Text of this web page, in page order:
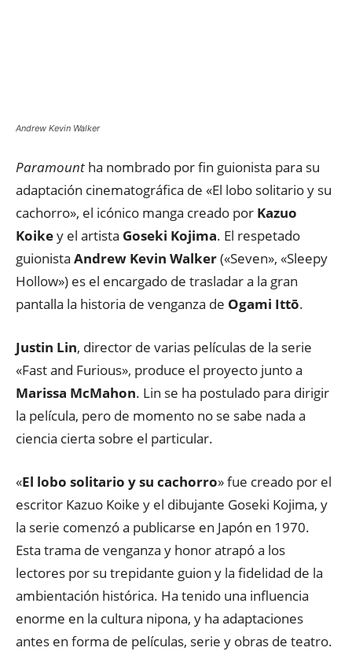
Andrew Kevin Walker
Paramount ha nombrado por fin guionista para su
adaptación cinematográfica de «El lobo solitario y su
cachorro», el icónico manga creado por Kazuo
Koikey el artista Goseki Kojima. El respetado
guionista Andrew Kevin Walker(«Seven», «Sleepy
Hollow») es el encargado de trasladar a la gran
pantalla la historia de venganza de Ogami Ittō.
Justin Lin, director de varias películas de la serie
«Fast and Furious», produce el proyecto junto a
Marissa McMahon. Lin se ha postulado para dirigir
la película, pero de momento no se sabe nada a
ciencia cierta sobre el particular.
«El lobo solitario y su cachorro» fue creado por el
escritor Kazuo Koike y el dibujante Goseki Kojima, y
la serie comenzó a publicarse en Japón en 1970.
Esta trama de venganza y honor atrapó a los
lectores por su trepidante guion y la fidelidad de la
ambientación histórica. Ha tenido una influencia
enorme en la cultura nipona, y ha adaptaciones
antes en forma de películas, serie y obras de teatro.